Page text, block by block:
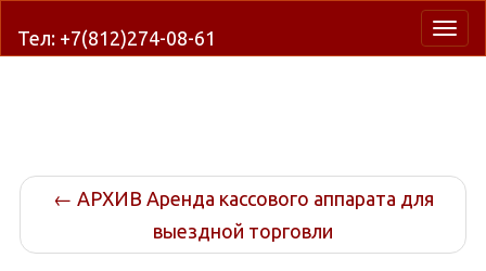
Тел: +7(812)274-08-61
← АРХИВ Аренда кассового аппарата для
выездной торговли